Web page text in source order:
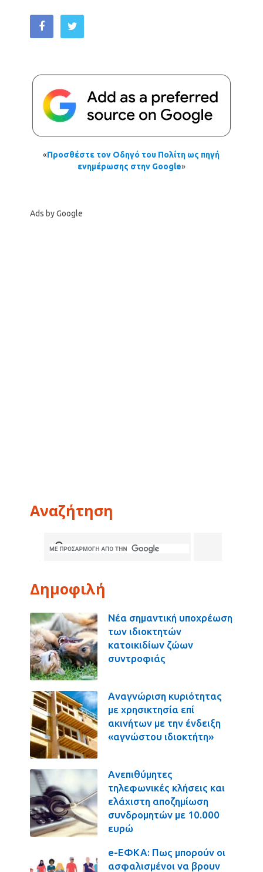
«Προσθέστε τον Οδηγό του Πολίτη ως πηγή
ενημέρωσης στην Google»
Ads by Google
Αναζήτηση
Δημοφιλή
Νέα σημαντική υποχρέωση
των ιδιοκτητών
κατοικιδίων ζώων
συντροφιάς
Αναγνώριση κυριότητας
με χρησικτησία επί
ακινήτων με την ένδειξη
«αγνώστου ιδιοκτήτη»
Ανεπιθύμητες
τηλεφωνικές κλήσεις και
ελάχιστη αποζημίωση
συνδρομητών με 10.000
ευρώ
e-ΕΦΚΑ: Πως μπορούν οι
ασφαλισμένοι να βρουν